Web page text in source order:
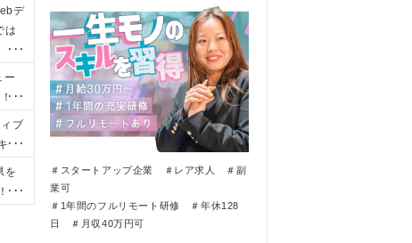
デ
は
ー
」
迎
）
「I
」
ブ
ル
支
成
を
／
＃スタートアップ企業 ＃レア求人 ＃副
業可
＃1年間のフルリモート研修 ＃年休128
日 ＃月収40万円可